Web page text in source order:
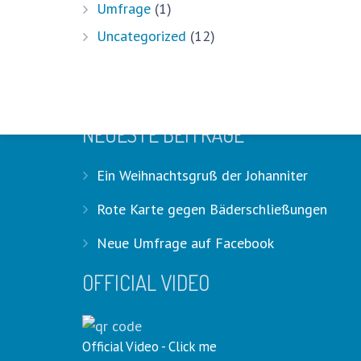
Umfrage (1)
Uncategorized (12)
HASHTAGS
NEUESTE BEITRÄGE
Ein Weihnachtsgruß der Johanniter
Rote Karte gegen Bäderschließungen
Neue Umfrage auf Facebook
OFFICIAL VIDEO
Official Video - Click me